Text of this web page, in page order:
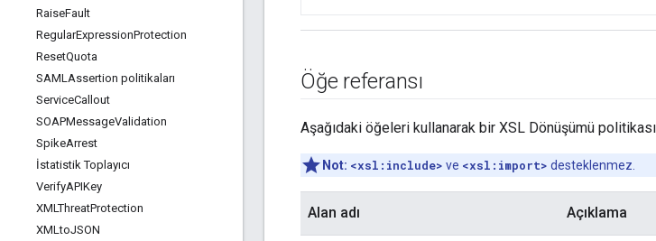
RaiseFault
RegularExpressionProtection
ResetQuota
SAMLAssertion politikaları
ServiceCallout
SOAPMessageValidation
SpikeArrest
İstatistik Toplayıcı
VerifyAPIKey
XMLThreatProtection
XMLtoJSON
Öğe referansı
Aşağıdaki öğeleri kullanarak bir XSL Dönüşümü politikası
Not: <xsl:include> ve <xsl:import> desteklenmez.
Alan adı Açıklama